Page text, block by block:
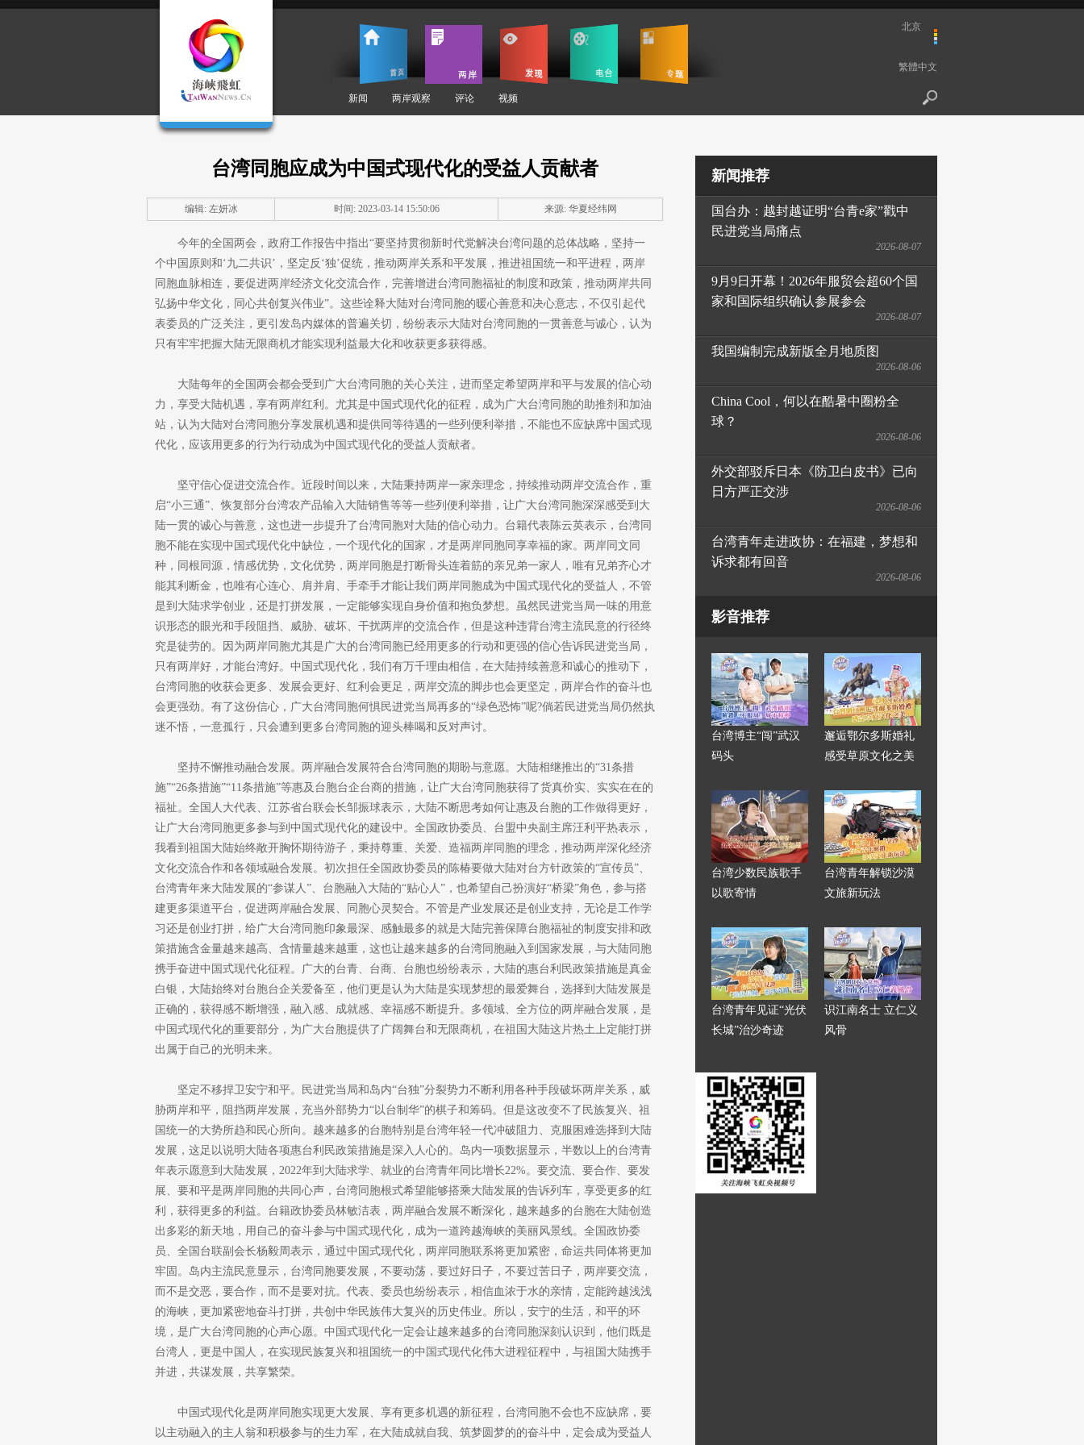
新闻 两岸观察 评论 视频
北京
繁體中文
台湾同胞应成为中国式现代化的受益人贡献者
编辑: 左妍冰 时间: 2023-03-14 15:50:06 来源: 华夏经纬网
今年的全国两会，政府工作报告中指出“要坚持贯彻新时代党解决台湾问题的总体战略，坚持一
个中国原则和‘九二共识’，坚定反‘独’促统，推动两岸关系和平发展，推进祖国统一和平进程，两岸
同胞血脉相连，要促进两岸经济文化交流合作，完善增进台湾同胞福祉的制度和政策，推动两岸共同
弘扬中华文化，同心共创复兴伟业”。这些诠释大陆对台湾同胞的暖心善意和决心意志，不仅引起代
表委员的广泛关注，更引发岛内媒体的普遍关切，纷纷表示大陆对台湾同胞的一贯善意与诚心，认为
只有牢牢把握大陆无限商机才能实现利益最大化和收获更多获得感。
大陆每年的全国两会都会受到广大台湾同胞的关心关注，进而坚定希望两岸和平与发展的信心动
力，享受大陆机遇，享有两岸红利。尤其是中国式现代化的征程，成为广大台湾同胞的助推剂和加油
站，认为大陆对台湾同胞分享发展机遇和提供同等待遇的一些列便利举措，不能也不应缺席中国式现
代化，应该用更多的行为行动成为中国式现代化的受益人贡献者。
坚守信心促进交流合作。近段时间以来，大陆秉持两岸一家亲理念，持续推动两岸交流合作，重
启“小三通”、恢复部分台湾农产品输入大陆销售等等一些列便利举措，让广大台湾同胞深深感受到大
陆一贯的诚心与善意，这也进一步提升了台湾同胞对大陆的信心动力。台籍代表陈云英表示，台湾同
胞不能在实现中国式现代化中缺位，一个现代化的国家，才是两岸同胞同享幸福的家。两岸同文同
种，同根同源，情感优势，文化优势，两岸同胞是打断骨头连着筋的亲兄弟一家人，唯有兄弟齐心才
能其利断金，也唯有心连心、肩并肩、手牵手才能让我们两岸同胞成为中国式现代化的受益人，不管
是到大陆求学创业，还是打拼发展，一定能够实现自身价值和抱负梦想。虽然民进党当局一味的用意
识形态的眼光和手段阻挡、威胁、破坏、干扰两岸的交流合作，但是这种违背台湾主流民意的行径终
究是徒劳的。因为两岸同胞尤其是广大的台湾同胞已经用更多的行动和更强的信心告诉民进党当局，
只有两岸好，才能台湾好。中国式现代化，我们有万千理由相信，在大陆持续善意和诚心的推动下，
台湾同胞的收获会更多、发展会更好、红利会更足，两岸交流的脚步也会更坚定，两岸合作的奋斗也
会更强劲。有了这份信心，广大台湾同胞何惧民进党当局再多的“绿色恐怖”呢?倘若民进党当局仍然执
迷不悟，一意孤行，只会遭到更多台湾同胞的迎头棒喝和反对声讨。
坚持不懈推动融合发展。两岸融合发展符合台湾同胞的期盼与意愿。大陆相继推出的“31条措
施”“26条措施”“11条措施”等惠及台胞台企台商的措施，让广大台湾同胞获得了货真价实、实实在在的
福祉。全国人大代表、江苏省台联会长邹振球表示，大陆不断思考如何让惠及台胞的工作做得更好，
让广大台湾同胞更多参与到中国式现代化的建设中。全国政协委员、台盟中央副主席汪利平热表示，
我看到祖国大陆始终敞开胸怀期待游子，秉持尊重、关爱、造福两岸同胞的理念，推动两岸深化经济
文化交流合作和各领域融合发展。初次担任全国政协委员的陈椿要做大陆对台方针政策的“宣传员”、
台湾青年来大陆发展的“参谋人”、台胞融入大陆的“贴心人”，也希望自己扮演好“桥梁”角色，参与搭
建更多渠道平台，促进两岸融合发展、同胞心灵契合。不管是产业发展还是创业支持，无论是工作学
习还是创业打拼，给广大台湾同胞印象最深、感触最多的就是大陆完善保障台胞福祉的制度安排和政
策措施含金量越来越高、含情量越来越重，这也让越来越多的台湾同胞融入到国家发展，与大陆同胞
携手奋进中国式现代化征程。广大的台青、台商、台胞也纷纷表示，大陆的惠台利民政策措施是真金
白银，大陆始终对台胞台企关爱备至，他们更是认为大陆是实现梦想的最爱舞台，选择到大陆发展是
正确的，获得感不断增强，融入感、成就感、幸福感不断提升。多领域、全方位的两岸融合发展，是
中国式现代化的重要部分，为广大台胞提供了广阔舞台和无限商机，在祖国大陆这片热土上定能打拼
出属于自己的光明未来。
坚定不移捍卫安宁和平。民进党当局和岛内“台独”分裂势力不断利用各种手段破坏两岸关系，威
胁两岸和平，阻挡两岸发展，充当外部势力“以台制华”的棋子和筹码。但是这改变不了民族复兴、祖
国统一的大势所趋和民心所向。越来越多的台胞特别是台湾年轻一代冲破阻力、克服困难选择到大陆
发展，这足以说明大陆各项惠台利民政策措施是深入人心的。岛内一项数据显示，半数以上的台湾青
年表示愿意到大陆发展，2022年到大陆求学、就业的台湾青年同比增长22%。要交流、要合作、要发
展、要和平是两岸同胞的共同心声，台湾同胞根式希望能够搭乘大陆发展的告诉列车，享受更多的红
利，获得更多的利益。台籍政协委员林敏洁表，两岸融合发展不断深化，越来越多的台胞在大陆创造
出多彩的新天地，用自己的奋斗参与中国式现代化，成为一道跨越海峡的美丽风景线。全国政协委
员、全国台联副会长杨毅周表示，通过中国式现代化，两岸同胞联系将更加紧密，命运共同体将更加
牢固。岛内主流民意显示，台湾同胞要发展，不要动荡，要过好日子，不要过苦日子，两岸要交流，
而不是交恶，要合作，而不是要对抗。代表、委员也纷纷表示，相信血浓于水的亲情，定能跨越浅浅
的海峡，更加紧密地奋斗打拼，共创中华民族伟大复兴的历史伟业。所以，安宁的生活，和平的环
境，是广大台湾同胞的心声心愿。中国式现代化一定会让越来越多的台湾同胞深刻认识到，他们既是
台湾人，更是中国人，在实现民族复兴和祖国统一的中国式现代化伟大进程征程中，与祖国大陆携手
并进，共谋发展，共享繁荣。
中国式现代化是两岸同胞实现更大发展、享有更多机遇的新征程，台湾同胞不会也不应缺席，要
以主动融入的主人翁和积极参与的生力军，在大陆成就自我、筑梦圆梦的的奋斗中，定会成为受益人
新闻推荐
国台办：越封越证明“台青e家”戳中
民进党当局痛点
2026-08-07
9月9日开幕！2026年服贸会超60个国
家和国际组织确认参展参会
2026-08-07
我国编制完成新版全月地质图
2026-08-06
China Cool，何以在酷暑中圈粉全
球？
2026-08-06
外交部驳斥日本《防卫白皮书》已向
日方严正交涉
2026-08-06
台湾青年走进政协：在福建，梦想和
诉求都有回音
2026-08-06
影音推荐
台湾博主“闯”武汉
码头
邂逅鄂尔多斯婚礼
感受草原文化之美
台湾少数民族歌手
以歌寄情
台湾青年解锁沙漠
文旅新玩法
台湾青年见证“光伏
长城”治沙奇迹
识江南名士 立仁义
风骨